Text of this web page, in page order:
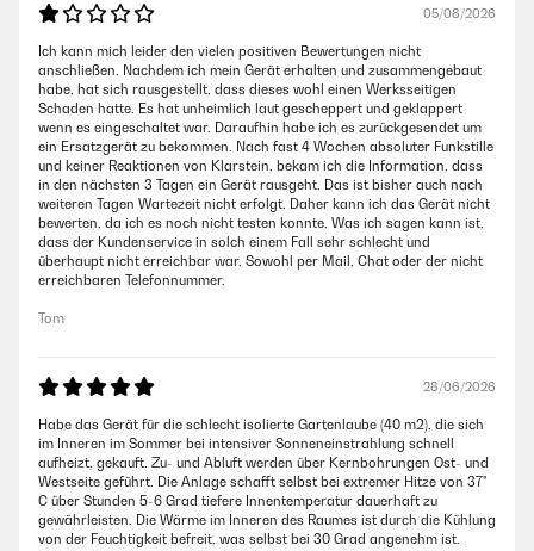
05/08/2026
Ich kann mich leider den vielen positiven Bewertungen nicht
anschließen. Nachdem ich mein Gerät erhalten und zusammengebaut
habe, hat sich rausgestellt, dass dieses wohl einen Werksseitigen
Schaden hatte. Es hat unheimlich laut gescheppert und geklappert
wenn es eingeschaltet war. Daraufhin habe ich es zurückgesendet um
ein Ersatzgerät zu bekommen. Nach fast 4 Wochen absoluter Funkstille
und keiner Reaktionen von Klarstein, bekam ich die Information, dass
in den nächsten 3 Tagen ein Gerät rausgeht. Das ist bisher auch nach
weiteren Tagen Wartezeit nicht erfolgt. Daher kann ich das Gerät nicht
bewerten, da ich es noch nicht testen konnte. Was ich sagen kann ist,
dass der Kundenservice in solch einem Fall sehr schlecht und
überhaupt nicht erreichbar war. Sowohl per Mail, Chat oder der nicht
erreichbaren Telefonnummer.
Tom
28/06/2026
Habe das Gerät für die schlecht isolierte Gartenlaube (40 m2), die sich
im Inneren im Sommer bei intensiver Sonneneinstrahlung schnell
aufheizt, gekauft. Zu- und Abluft werden über Kernbohrungen Ost- und
Westseite geführt. Die Anlage schafft selbst bei extremer Hitze von 37°
C über Stunden 5-6 Grad tiefere Innentemperatur dauerhaft zu
gewährleisten. Die Wärme im Inneren des Raumes ist durch die Kühlung
von der Feuchtigkeit befreit, was selbst bei 30 Grad angenehm ist.